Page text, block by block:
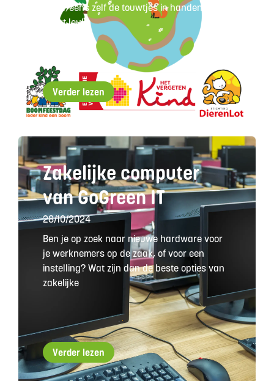
koper eens zelf de touwtjes in handen hebt.
Klinkt leuk!
Verder lezen
Zakelijke computer
van GoGreen IT
28/10/2024
Ben je op zoek naar nieuwe hardware voor
je werknemers op de zaak, of voor een
instelling? Wat zijn dan de beste opties van
zakelijke
Verder lezen